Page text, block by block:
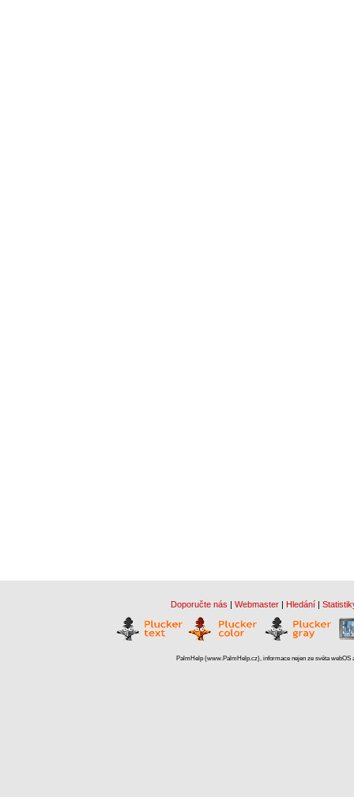
Doporučte nás | Webmaster | Hledání |
PalmHelp (www.PalmHelp.cz), informace nejen ze světa